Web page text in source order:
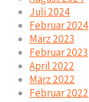
Juli 2024
Februar 2024
März 2023
Februar 2023
April 2022
März 2022
Februar 2022